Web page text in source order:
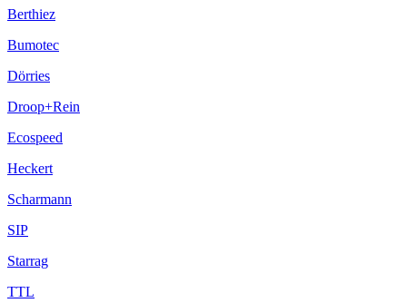
Berthiez
Bumotec
Dörries
Droop+Rein
Ecospeed
Heckert
Scharmann
SIP
Starrag
TTL